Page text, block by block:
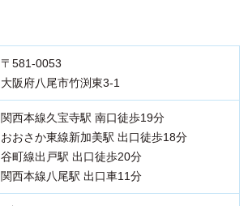
〒581-0053
大阪府八尾市竹渕東3-1
関西本線久宝寺駅 南口徒歩19分
おおさか東線新加美駅 出口徒歩18分
谷町線出戸駅 出口徒歩20分
関西本線八尾駅 出口車11分